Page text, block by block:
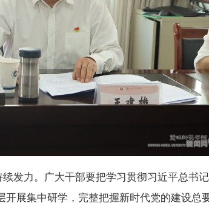
发力。广大干部要把学习贯彻习近平总书
展集中研学，完整把握新时代党的建设总